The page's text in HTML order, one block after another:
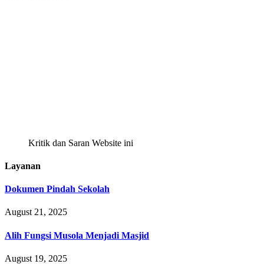
Kritik dan Saran Website ini
Layanan
Dokumen Pindah Sekolah
August 21, 2025
Alih Fungsi Musola Menjadi Masjid
August 19, 2025